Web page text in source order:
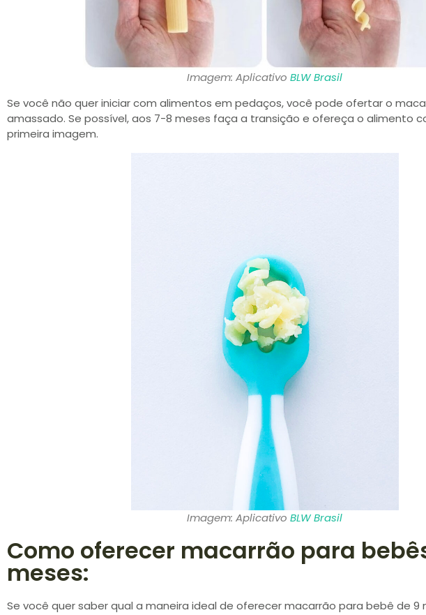
Imagem: AplicativoBLW Brasil
Se você não quer iniciar com alimentos em pedaços, você pode ofertar o
amassado. Se possível, aos 7-8 meses faça a transição e ofereça o alimento
primeira imagem.
Imagem: AplicativoBLW Brasil
Como oferecer macarrão para
meses:
Se você quer saber qual a maneira ideal de oferecer macarrão para bebê de 9